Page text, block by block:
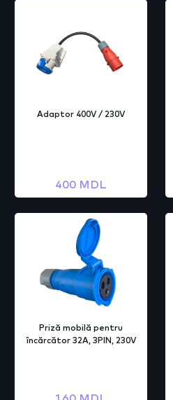
Adaptor 400V / 230V
400 MDL
Priză mobilă pentru
încărcător 32A, 3PIN, 230V